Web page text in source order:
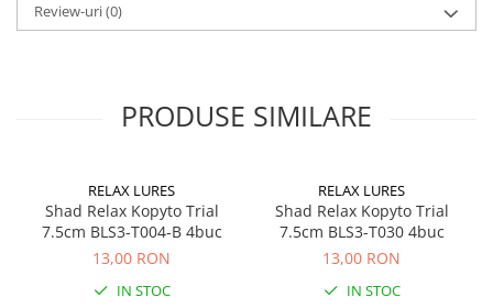
reacționează la prezentări realiste. Funcționează bine atât
Tip nălucă: shad soft
Material: foarte moale
Culoare: Standard, turnare în mai multe nuanțe
Efect vizual: unele versiuni cu glitter
Specii vizate: șalău, știucă, somn
Mediu de pescuit: lacuri și râuri
Review-uri(0)
PRODUSE SIMILARE
RELAX LURES
Shad Relax Kopyto Trial
7.5cm BLS3-T004-B 4buc
13,00 RON
IN STOC
RELAX LURES
Shad Relax Kopyto Trial
7.5cm BLS3-T030 4buc
13,00 RON
IN STOC